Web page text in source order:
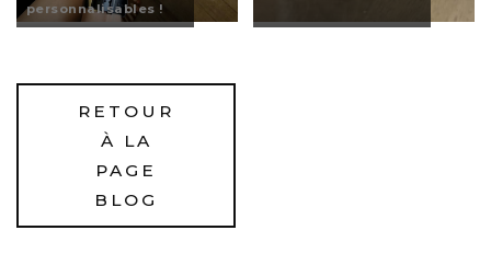
personnalisables !
RETOUR
À LA
PAGE
BLOG